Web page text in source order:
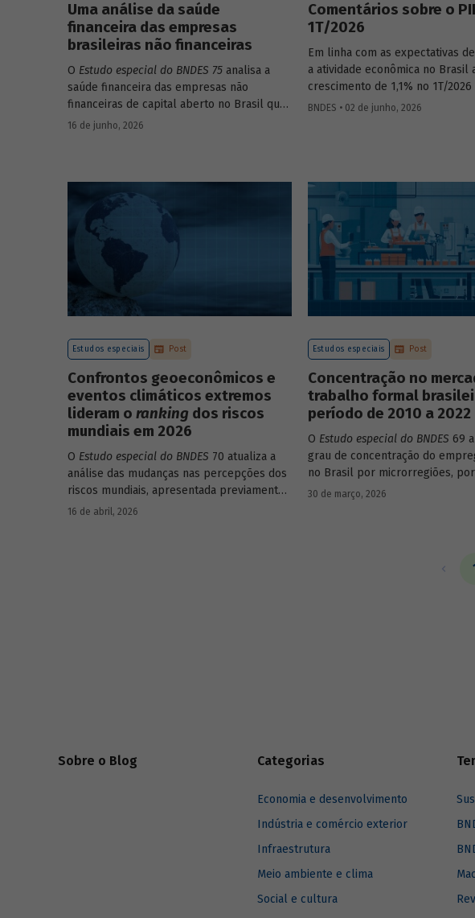
Uma análise da saúde
financeira das empresas
brasileiras não financeiras
O Estudo especial do BNDES 75 analisa a
saúde financeira das empresas não
financeiras de capital aberto no Brasil que
apresentaram negociação em bolsa de
endividamento e alavancagem.
16 de junho, 2026
Comentários sobre o
1T/2026
Em linha com as expectativas
a atividade econômica no Brasil
crescimento de 1,1% no 1T/2026
comparação com o trimestre
BNDES 74.
BNDES • 02 de junho, 2026
Estudos especiais Post
Confrontos geoeconômicos e
eventos climáticos extremos
lideram o ranking dos riscos
mundiais em 2026
O Estudo especial do BNDES 70 atualiza a
análise das mudanças nas percepções dos
riscos mundiais, apresentada previamente
na edição 54/2025, a partir dos relatórios
16 de abril, 2026
Estudos especiais Post
Concentração no
trabalho formal
período de 2010 a 2022
O Estudo especial do BNDES 69
grau de concentração do
no Brasil por microrregiões,
educacional dos trabalhadores e
30 de março, 2026
Sobre o Blog Categorias
Economia e desenvolvimento
Indústria e comércio exterior
Infraestrutura
Meio ambiente e clima
Social e cultura